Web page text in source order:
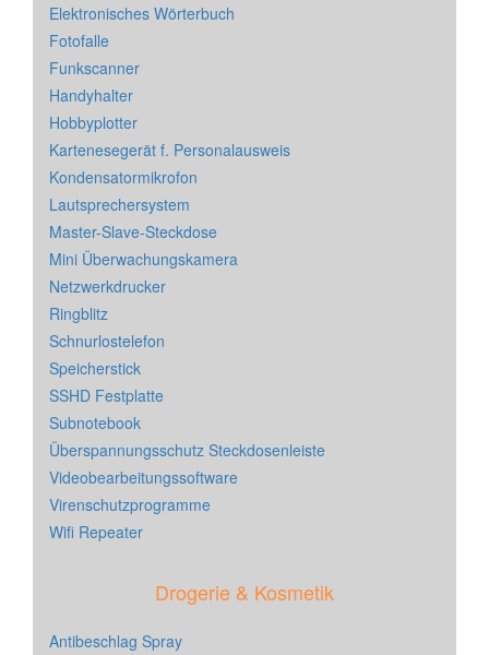
Elektronisches Wörterbuch
Fotofalle
Funkscanner
Handyhalter
Hobbyplotter
Kartenesegerät f. Personalausweis
Kondensatormikrofon
Lautsprechersystem
Master-Slave-Steckdose
Mini Überwachungskamera
Netzwerkdrucker
Ringblitz
Schnurlostelefon
Speicherstick
SSHD Festplatte
Subnotebook
Überspannungsschutz Steckdosenleiste
Videobearbeitungssoftware
Virenschutzprogramme
Wifi Repeater
Drogerie & Kosmetik
Antibeschlag Spray